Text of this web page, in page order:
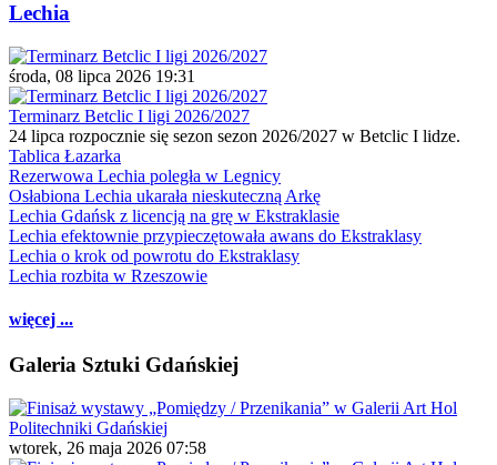
Lechia
środa, 08 lipca 2026 19:31
Terminarz Betclic I ligi 2026/2027
24 lipca rozpocznie się sezon sezon 2026/2027 w Betclic I lidze.
Tablica Łazarka
Rezerwowa Lechia poległa w Legnicy
Osłabiona Lechia ukarała nieskuteczną Arkę
Lechia Gdańsk z licencją na grę w Ekstraklasie
Lechia efektownie przypieczętowała awans do Ekstraklasy
Lechia o krok od powrotu do Ekstraklasy
Lechia rozbita w Rzeszowie
więcej ...
Galeria Sztuki Gdańskiej
wtorek, 26 maja 2026 07:58